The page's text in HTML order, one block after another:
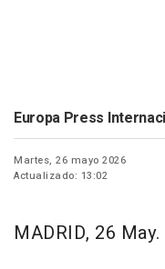
Europa Press
Martes, 26 mayo 2026
Actualizado: 13:02
MADRID, 26